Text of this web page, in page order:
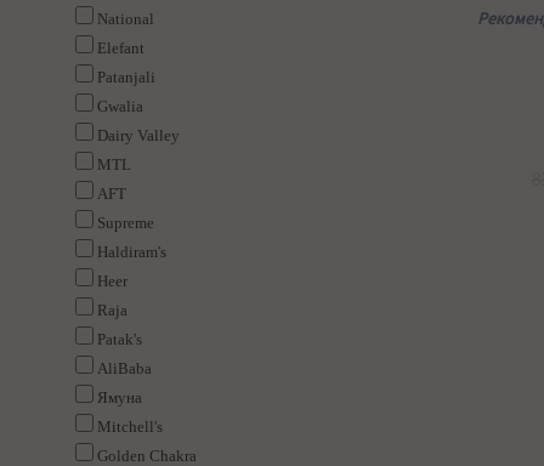
National
Elefant
Patanjali
Gwalia
Dairy Valley
MTL
AFT
Supreme
Haldiram's
Heer
Raja
Patak's
AliBaba
Ямуна
Mitchell's
Golden Chakra